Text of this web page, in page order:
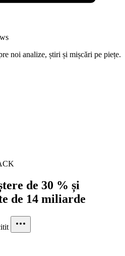
noi analize, știri și mișcări pe piețe.
de 30 % și
de 14 miliarde